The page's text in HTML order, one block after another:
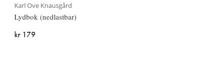
Karl Ove Knausgård
Lydbok (nedlastbar)
kr 179